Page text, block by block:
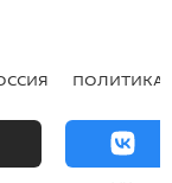
ПОЛИТИКА